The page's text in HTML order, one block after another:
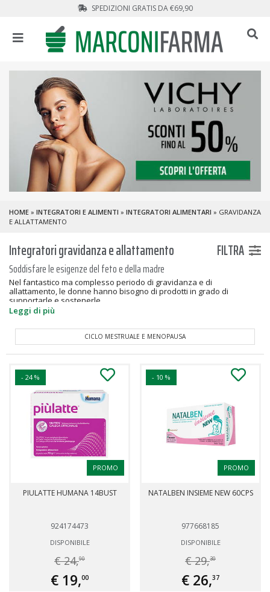
SPEDIZIONI GRATIS DA €69,90
HOME » INTEGRATORI E ALIMENTI » INTEGRATORI ALIMENTARI » GRAVIDANZA
E ALLATTAMENTO
Integratori gravidanza e allattamento FILTRA
Soddisfare le esigenze del feto e della madre
Nel fantastico ma complesso periodo di gravidanza e di
allattamento, le donne hanno bisogno di prodotti in grado di
supportarle e sostenerle...
Leggi di più
CICLO MESTRUALE E MENOPAUSA
- 24 %
PROMO
PIULATTE HUMANA 14BUST
924174473
DISPONIBILE
€ 24,90
€ 19,00
- 10 %
PROMO
NATALBEN INSIEME NEW 60CPS
977668185
DISPONIBILE
€ 29,30
€ 26,37